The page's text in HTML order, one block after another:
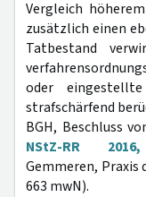
Vergleich
zusätzlich einen
Tatbestand
oder
strafschärfend
BGH, Beschluss
NStZ-RR
Gemmeren, Praxis
663 mwN).